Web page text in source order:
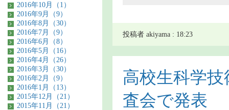
投稿者 akiyama : 18:23
高校生科学
査会で発表
2016年10月（1）
2016年9月（9）
2016年8月（30）
2016年7月（9）
2016年6月（8）
2016年5月（16）
2016年4月（26）
2016年3月（30）
2016年2月（9）
2016年1月（13）
2015年12月（21）
2015年11月（21）